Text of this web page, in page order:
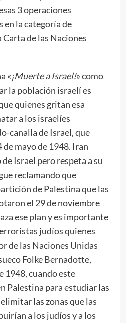
3 operaciones
en la categoría de
Carta de las Naciones
«¡Muerte a Israel!» como
la población israelí es
quienes gritan esa
a los israelíes
canalla de Israel, que
mayo de 1948. Iran
Israel pero respeta a su
reclamando que
de Palestina que las
el 29 de noviembre
ese plan y es importante
judíos quienes
de las Naciones Unidas
Folke Bernadotte,
1948, cuando este
Palestina para estudiar las
las zonas que las
a los judíos y a los